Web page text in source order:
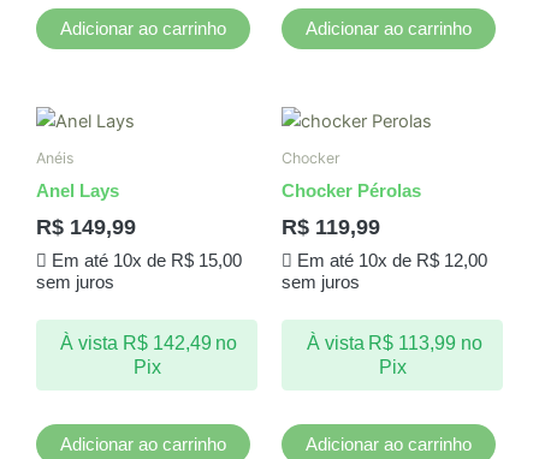
Adicionar ao carrinho Adicionar ao carrinho
Anéis
Anel Lays
R$ 149,99
Em até 10x de R$15,00
sem juros
À vista R$142,49 no
Pix
Adicionar ao carrinho
Chocker
Chocker Pérolas
R$ 119,99
Em até 10x de R$12,00
sem juros
À vista R$ 113,99 no
Pix
Adicionar ao carrinho